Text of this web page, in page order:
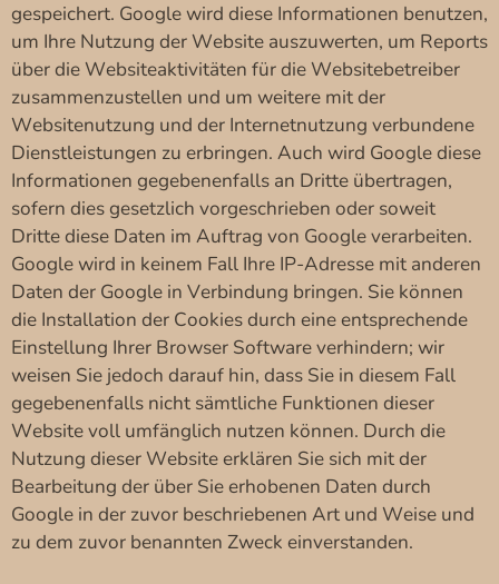
gespeichert. Google wird diese Informationen benutzen,
um Ihre Nutzung der Website auszuwerten, um Reports
über die Websiteaktivitäten für die Websitebetreiber
zusammenzustellen und um weitere mit der
Websitenutzung und der Internetnutzung verbundene
Dienstleistungen zu erbringen. Auch wird Google diese
Informationen gegebenenfalls an Dritte übertragen,
sofern dies gesetzlich vorgeschrieben oder soweit
Dritte diese Daten im Auftrag von Google verarbeiten.
Google wird in keinem Fall Ihre IP-Adresse mit anderen
Daten der Google in Verbindung bringen. Sie können
die Installation der Cookies durch eine entsprechende
Einstellung Ihrer Browser Software verhindern; wir
weisen Sie jedoch darauf hin, dass Sie in diesem Fall
gegebenenfalls nicht sämtliche Funktionen dieser
Website voll umfänglich nutzen können. Durch die
Nutzung dieser Website erklären Sie sich mit der
Bearbeitung der über Sie erhobenen Daten durch
Google in der zuvor beschriebenen Art und Weise und
zu dem zuvor benannten Zweck einverstanden.